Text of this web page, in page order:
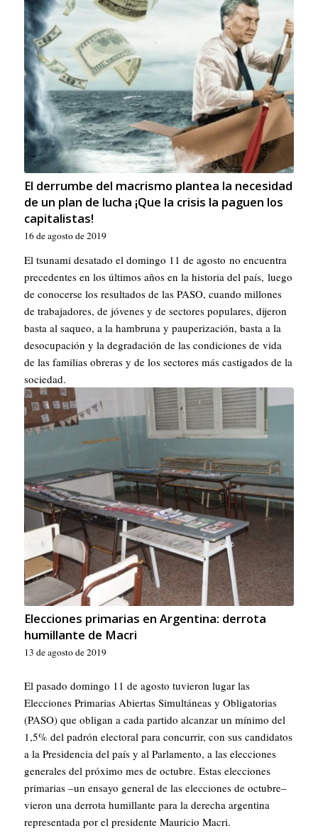
El derrumbe del macrismo plantea la necesidad
de un plan de lucha ¡Que la crisis la paguen los
capitalistas!
16 de agosto de 2019
El tsunami desatado el domingo 11 de agosto no encuentra
precedentes en los últimos años en la historia del país, luego
de conocerse los resultados de las PASO, cuando millones
de trabajadores, de jóvenes y de sectores populares, dijeron
basta al saqueo, a la hambruna y pauperización, basta a la
desocupación y la degradación de las condiciones de vida
de las familias obreras y de los sectores más castigados de la
sociedad.
Elecciones primarias en Argentina: derrota
humillante de Macri
13 de agosto de 2019
El pasado domingo 11 de agosto tuvieron lugar las
Elecciones Primarias Abiertas Simultáneas y Obligatorias
(PASO) que obligan a cada partido alcanzar un mínimo del
1,5% del padrón electoral para concurrir, con sus candidatos
a la Presidencia del país y al Parlamento, a las elecciones
generales del próximo mes de octubre. Estas elecciones
primarias –un ensayo general de las elecciones de octubre–
vieron una derrota humillante para la derecha argentina
representada por el presidente Mauricio Macri.